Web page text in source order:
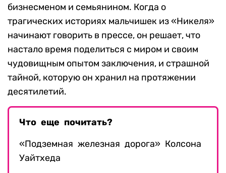
бизнесменом и семьянином. Когда о
трагических историях мальчишек из «Никеля»
начинают говорить в прессе, он решает, что
настало время поделиться с миром и своим
чудовищным опытом заключения, и страшной
тайной, которую он хранил на протяжении
десятилетий.
Что еще почитать?
«Подземная железная дорога» Колсона
Уайтхеда